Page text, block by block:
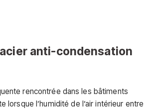
anti-condensation
rencontrée dans les bâtiments
lorsque l’humidité de l’air intérieur entre